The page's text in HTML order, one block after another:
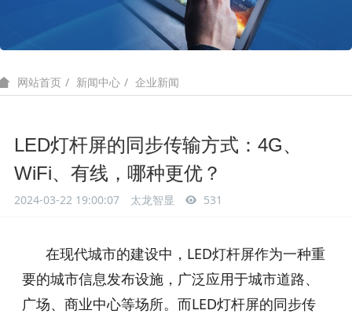
网站首页 新闻中心 企业新闻
LED灯杆屏的同步传输方式：4G、
WiFi、有线，哪种更优？
2024-03-22 19:00:07 太龙智显 531
在现代城市的建设中，LED灯杆屏作为一种重
要的城市信息发布设施，广泛应用于城市道路、
广场、商业中心等场所。而LED灯杆屏的同步传